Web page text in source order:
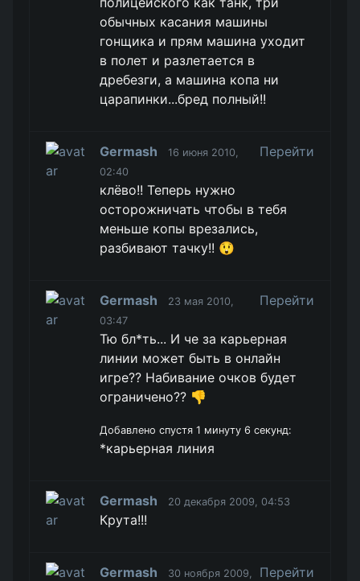
обычных касания машины
гонщика и прям машина уходит
в полет и разлетается в
дребезги, а машина копа ни
царапинки...бред полный!!
Germash
16 июня 2010,
02:40
Перейти
клёво!! Теперь нужно
осторожничать чтобы в тебя
меньше копы врезались,
разбивают тачку!! 😲
Germash
23 мая 2010,
03:47
Перейти
Тю бл*ть... И че за карьерная
линии может быть в онлайн
игре?? Набивание очков будет
ограничено?? 👎
Добавлено спустя 1 минуту 6 секунд:
*карьерная линия
Germash 20 декабря 2009, 04:53
Крута!!!
Germash
30 ноября 2009,
Перейти